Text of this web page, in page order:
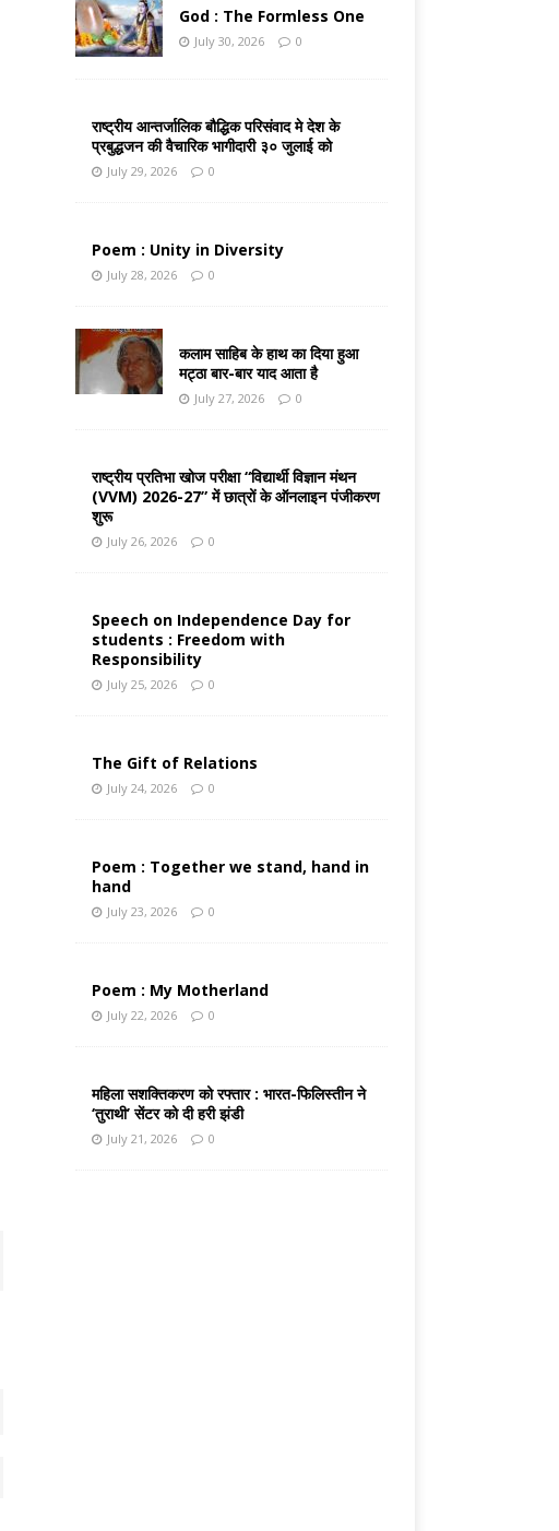
God : The Formless One
July 30, 2026 0
राष्ट्रीय आन्तर्जालिक बौद्धिक परिसंवाद मे देश के
प्रबुद्धजन की वैचारिक भागीदारी ३० जुलाई को
July 29, 2026 0
Poem : Unity in Diversity
July 28, 2026 0
कलाम साहिब के हाथ का दिया हुआ
मट्ठा बार-बार याद आता है
July 27, 2026 0
राष्ट्रीय प्रतिभा खोज परीक्षा “विद्यार्थी विज्ञान मंथन
(VVM) 2026-27” में छात्रों के ऑनलाइन पंजीकरण
शुरू
July 26, 2026 0
Speech on Independence Day for
students : Freedom with
Responsibility
July 25, 2026 0
The Gift of Relations
July 24, 2026 0
Poem : Together we stand, hand in
hand
July 23, 2026 0
Poem : My Motherland
July 22, 2026 0
महिला सशक्तिकरण को रफ्तार : भारत-फिलिस्तीन ने
‘तुराथी’ सेंटर को दी हरी झंडी
July 21, 2026 0